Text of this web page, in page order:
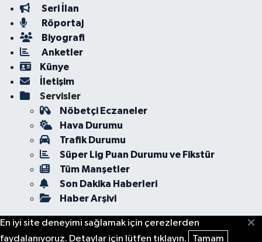
Seri İlan
Röportaj
Biyografi
Anketler
Künye
İletişim
Servisler
Nöbetçi Eczaneler
Hava Durumu
Trafik Durumu
Süper Lig Puan Durumu ve Fikstür
Tüm Manşetler
Son Dakika Haberleri
Haber Arşivi
En iyi site deneyimi sağlamak için çerezlerden
faydalanıyoruz. Detaylar için lütfen tıklayın.
Tamam